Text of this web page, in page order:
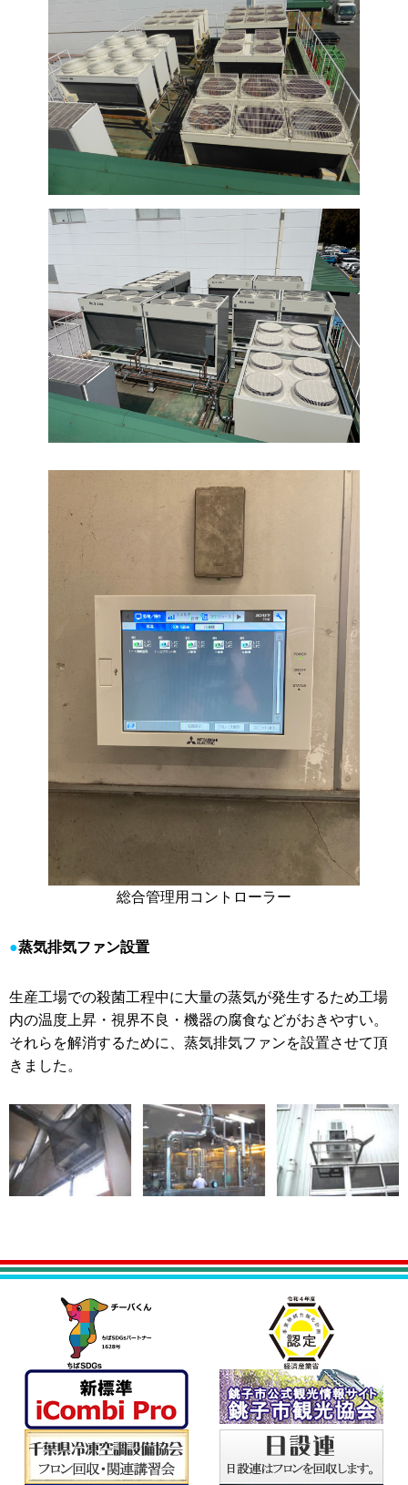
総合管理用コントローラー
蒸気排気ファン設置
生産工場での殺菌工程中に大量の蒸気が発生するため工場
内の温度上昇・視界不良・機器の腐食などがおきやすい。
それらを解消するために、蒸気排気ファンを設置させて頂
きました。